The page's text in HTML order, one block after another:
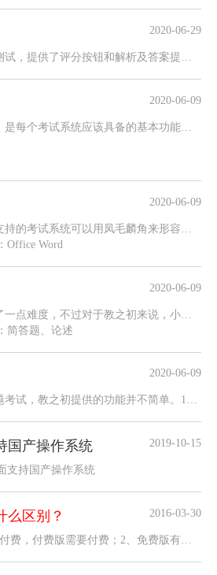
2020-06-29
2020-06-09
2020-06-09
Office Word
2020-06-09
简答题、论述
2020-06-09
简介： 对于简单的客观题考试，教之初提供的功能并不简单。1、什么是客观题，例如：单选题、多选题、
国产操作系统 2019-10-15
支持国产操作系统
么区别？ 2016-03-30